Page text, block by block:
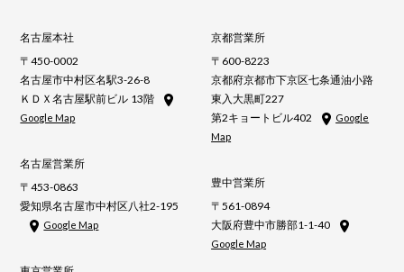
名古屋本社
〒450-0002
名古屋市中村区名駅3-26-8
ＫＤＸ名古屋駅前ビル 13階
Google Map
名古屋営業所
〒453-0863
愛知県名古屋市中村区八社2-195
Google Map
京都営業所
〒600-8223
京都府京都市下京区七条通油小路
東入大黒町227
第2キョートビル402
Google
Map
豊中営業所
〒561-0894
大阪府豊中市勝部1-1-40
Google Map